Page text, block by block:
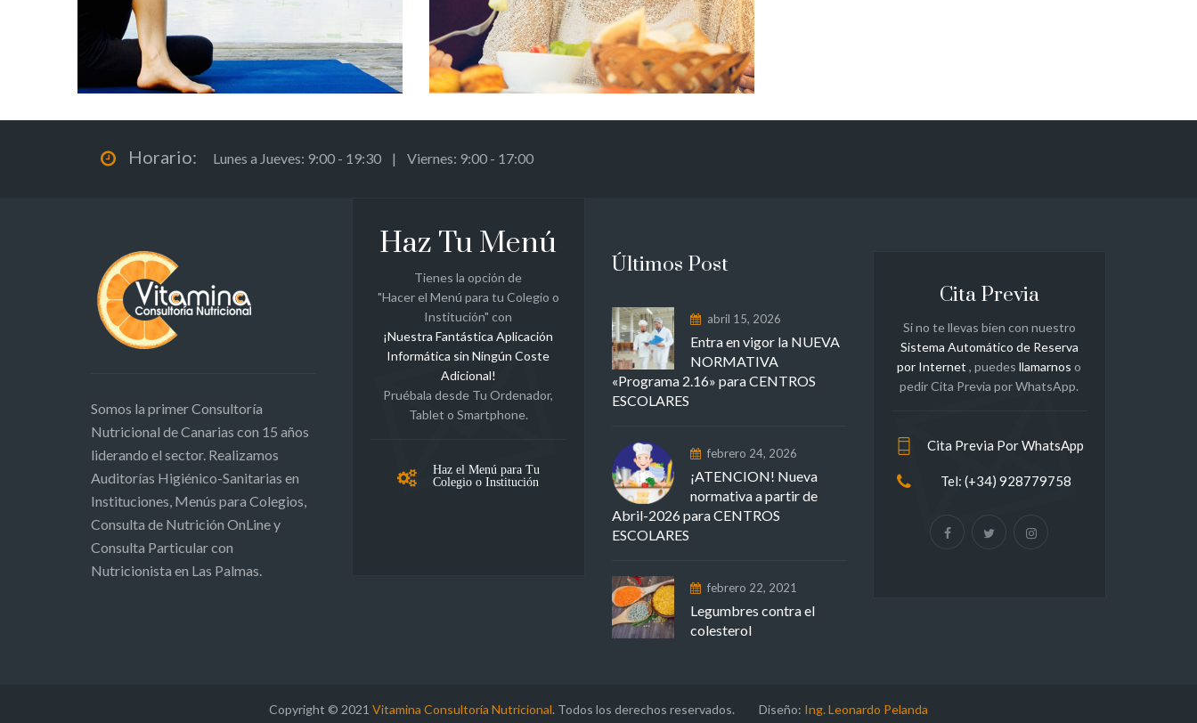
Horario: Lunes a Jueves: 9:00 - 19:30 | Viernes: 9:00 - 17:00
Somos la primer Consultoría
Nutricional de Canarias con 15 años
liderando el sector. Realizamos
Auditorías Higiénico-Sanitarias en
Instituciones, Menús para Colegios,
Consulta de Nutrición OnLine y
Consulta Particular con
Nutricionista en Las Palmas.
Haz Tu Menú
Tienes la opción de
"Hacer el Menú para tu Colegio o
Institución" con
¡Nuestra Fantástica Aplicación
Informática sin Ningún Coste
Adicional!
Pruébala desde Tu Ordenador,
Tablet o Smartphone.
Haz el Menú para Tu
Colegio o Institución
Últimos Post
abril 15, 2026
Entra en vigor la NUEVA
NORMATIVA
«Programa 2.16» para CENTROS
ESCOLARES
febrero 24, 2026
¡ATENCION! Nueva
normativa a partir de
Abril-2026 para CENTROS
ESCOLARES
febrero 22, 2021
Legumbres contra el
colesterol
Cita Previa
Si no te llevas bien con nuestro
Sistema Automático de Reserva
por Internet , puedesllamarnos o
pedir Cita Previa por WhatsApp.
Cita Previa Por WhatsApp
Tel: (+34) 928779758
Copyright © 2021 Vitamina Consultoría Nutricional. Todos los derechos reservados. Diseño: Ing. Leonardo Pelanda